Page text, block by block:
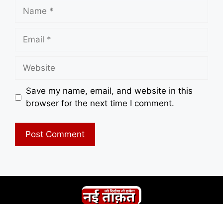
Name
Email
Website
Save my name, email, and website in this
browser for the next time I comment.